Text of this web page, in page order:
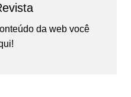
da web você